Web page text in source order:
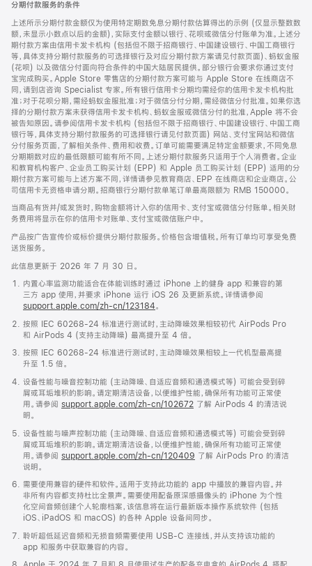
窗
口
中
打
开)
分期付款服务的条件
上述所示分期付款金额仅为使用特定期数免息分期付款估算得出的示例 (仅显示整数数
额，未显示小数点以后的金额)，实际支付金额以银行、花呗或微信分付账单为准。上述分
期付款方案由信用卡发卡机构 (包括但不限于招商银行、中国建设银行、中国工商银行
等，具体支持分期付款服务的可选择银行及对应分期付款方案请见付款页面)、蚂蚁金服
(花呗) 以及微信分付面向符合条件的中国大陆居民提供。部分银行会要求你通过支付
宝完成购买。Apple Store 零售店的分期付款方案可能与 Apple Store 在线商店不
同，请到店咨询 Specialist 专家。所有银行信用卡分期均需经你的信用卡发卡机构批
准；对于花呗分期，需经蚂蚁金服批准；对于微信分付分期，需经微信分付批准。如果你选
择的分期付款方案未获得信用卡发卡机构、蚂蚁金服或微信分付的批准，Apple 将不会
被告知原因。请参阅信用卡发卡机构 (包括但不限于招商银行、中国建设银行、中国工商
银行等，具体支持分期付款服务的可选择银行请见付款页面) 网站、支付宝网站和微信
分付服务页面，了解相关条件、费用和收费。订单可能需要满足特定金额要求，不同免息
分期期数对应的最低限额可能有所不同。上述分期付款服务只适用于个人消费者。企业
和教育机构客户、企业员工购买计划 (EPP) 和 Apple 员工购买计划 (EPP) 适用的分
期付款方案可能与上述方案不同，详情请参见教育商店、EPP 在线商店和企业商店。公
司信用卡无资格申请分期。招商银行分期付款单笔订单最高限额为 RMB 150000。
当商品有货并/或发货时，购物金额将计入你的信用卡、支付宝或微信分付账单。相关财
务费用将显示在你的信用卡对账单、支付宝或微信账户中。
产品按广告宣传价或标价提供分期付款服务。价格包含增值税。所有订单均可享受免费
送货服务。
此信息更新于 2026 年 7 月 30 日。
内置心率监测功能适合在体能训练时通过 iPhone 上的健身 app 和兼容的第
三方 app 使用，并要求 iPhone 运行 iOS 26 及更新系统。详情请参阅
support.apple.com/zh-cn/123184。
按照 IEC 60268-24 标准进行测试时，主动降噪效果相较初代 AirPods Pro
和 AirPods 4 (支持主动降噪) 最高提升至 4 倍。
按照 IEC 60268-24 标准进行测试时，主动降噪效果相较上一代机型最高提
升至 1.5 倍。
设备性能与噪音控制功能 (主动降噪、自适应音频和通透模式等) 可能会受到碎
屑或耳垢堆积的影响。请定期清洁设备，以便维护性能，确保所有功能可正常使
用。请参阅 support.apple.com/zh-cn/102672 了解 AirPods 4 的清洁说
明。
设备性能与噪声控制功能 (主动降噪、自适应音频和通透模式等) 可能会受到碎
屑或耳垢堆积的影响。请定期清洁设备，以便维护性能，确保所有功能可正常使
用。请参阅 support.apple.com/zh-cn/120409 了解 AirPods Pro 的清洁
说明。
需要使用兼容的硬件和软件。适用于支持此功能的 app 中播放的兼容内容。并
非所有内容都支持杜比全景声。需要使用配备原深感摄像头的 iPhone 为个性
化空间音频创建个人轮廓档案，该信息将在运行最新版本操作系统软件 (包括
iOS、iPadOS 和 macOS) 的各种 Apple 设备间同步。
聆听超低延迟音频和无损音频需要使用 USB-C 连接线，并从支持该功能的
app 和服务中获取兼容的内容。